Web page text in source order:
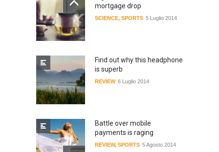
mortgage drop
SCIENCE, SPORTS 5 Luglio 2014
Find out why this headphone
is superb
REVIEW 6 Luglio 2014
Battle over mobile
payments is raging
REVIEW, SPORTS 5 Agosto 2014